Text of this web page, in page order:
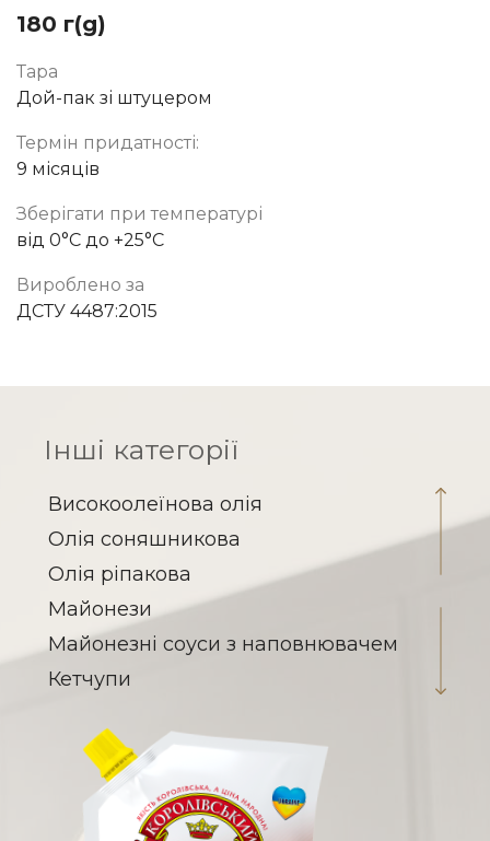
180 г(g)
Тара
Дой-пак зі штуцером
Термін придатності:
9 місяців
Зберігати при температурі
від 0°C до +25°C
Вироблено за
ДСТУ 4487:2015
490 г(g)
Інші категорії
Високоолеїнова олія
Олія соняшникова
Олія ріпакова
Майонези
Майонезні соуси з наповнювачем
Кетчупи
Заправка для борщу
Паста томатна